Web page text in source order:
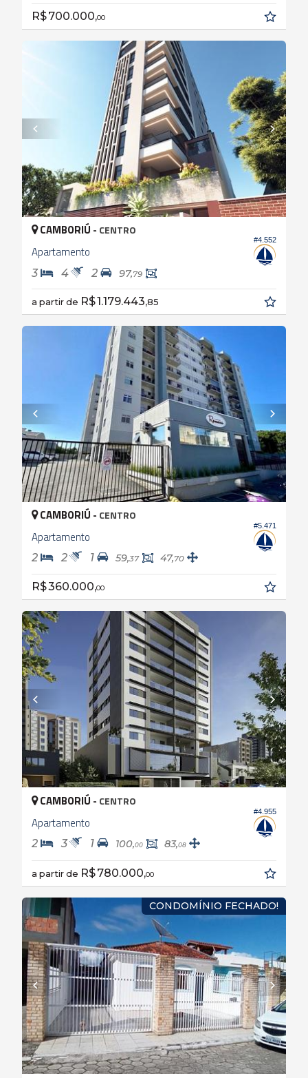
R$ 700.000,00
#4.552
CAMBORIÚ - CENTRO
Apartamento
3 4 2 97,79
a partir de R$ 1.179.443,85
#5.471
CAMBORIÚ - CENTRO
Apartamento
2 2 1 59,37 47,70
R$ 360.000,00
#4.955
CAMBORIÚ - CENTRO
Apartamento
2 3 1 100,00 83,08
a partir de R$ 780.000,00
CONDOMÍNIO FECHADO!